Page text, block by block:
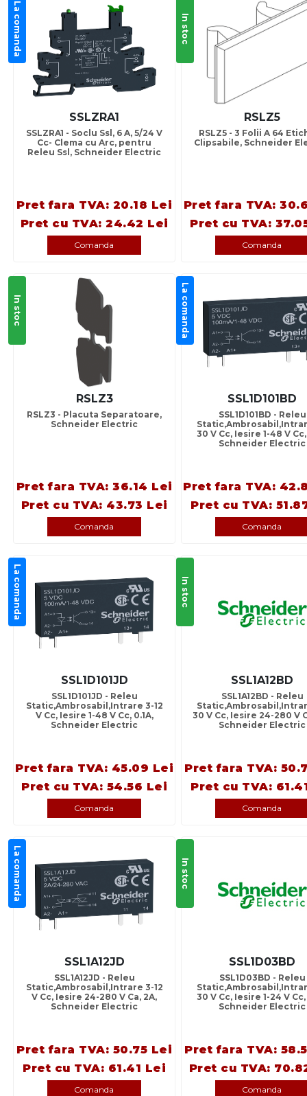
La comanda
SSLZRA1
SSLZRA1 - Soclu Ssl, 6 A, 5/24 V
Cc- Clema cu Arc, pentru
Releu Ssl, Schneider Electric
Pret fara TVA: 20.18 Lei
Pret cu TVA: 24.42 Lei
Comanda
In stoc
RSLZ5
RSLZ5 - 3 Folii A 64
Clipsabile, Schneider
Pret fara TVA:
Pret cu TVA:
Comanda
In stoc
RSLZ3
RSLZ3 - Placuta Separatoare,
Schneider Electric
Pret fara TVA: 36.14 Lei
Pret cu TVA: 43.73 Lei
Comanda
La comanda
SSL1D101BD
SSL1D101BD - Releu
30 V Cc, Iesire 1-48 V Cc,
Schneider Electric
Pret fara TVA:
Pret cu TVA:
Comanda
La comanda
SSL1D101JD
SSL1D101JD - Releu
Static,Ambrosabil,Intrare 3-12
V Cc, Iesire 1-48 V Cc, 0.1A,
Schneider Electric
Pret fara TVA: 45.09 Lei
Pret cu TVA: 54.56 Lei
Comanda
In stoc
SSL1A12BD
SSL1A12BD - Releu
30 V Cc, Iesire 24-280 V
Schneider Electric
Pret fara TVA:
Pret cu TVA:
Comanda
La comanda
SSL1A12JD
SSL1A12JD - Releu
Static,Ambrosabil,Intrare 3-12
V Cc, Iesire 24-280 V Ca, 2A,
Schneider Electric
Pret fara TVA: 50.75 Lei
Pret cu TVA: 61.41 Lei
Comanda
In stoc
SSL1D03BD
SSL1D03BD - Releu
30 V Cc, Iesire 1-24 V Cc,
Schneider Electric
Pret fara TVA:
Pret cu TVA:
Comanda